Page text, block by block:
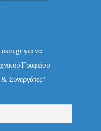
για να
Γραφείου
Συνεργάτες"